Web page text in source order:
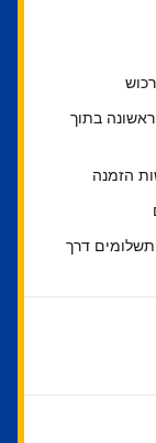
בתוך
הזמנה
תשלומים דרך